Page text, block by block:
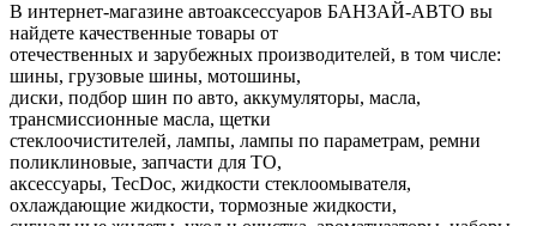
В интернет-магазине автоаксессуаров БАНЗАЙ-АВТО вы
найдете качественные товары от
отечественных и зарубежных производителей, в том числе:
шины, грузовые шины, мотошины,
диски, подбор шин по авто, аккумуляторы, масла,
трансмиссионные масла, щетки
стеклоочистителей, лампы, лампы по параметрам, ремни
поликлиновые, запчасти для ТО,
аксессуары, TecDoc, жидкости стеклоомывателя,
охлаждающие жидкости, тормозные жидкости,